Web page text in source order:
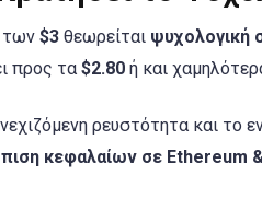
των $3 θεωρείται ψυχολογική
προς τα $2.80 ή και
ρευστότητα και το
κεφαλαίων σε Ethereum